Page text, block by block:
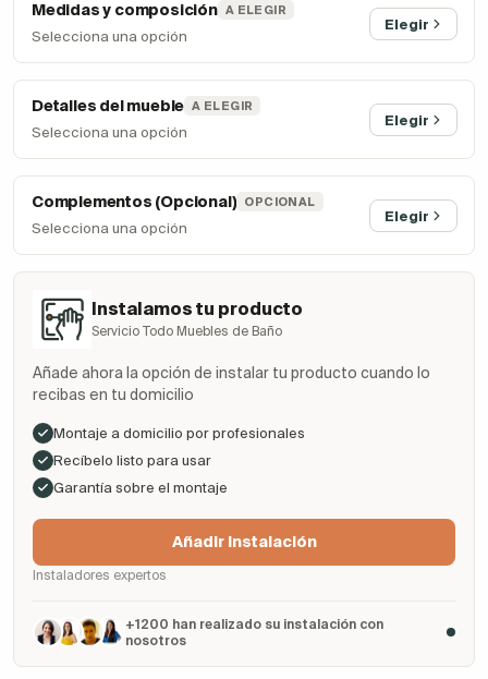
Medidas y composición A ELEGIR
Selecciona una opción
Elegir
Detalles del mueble A ELEGIR
Selecciona una opción
Elegir
Complementos (Opcional) OPCIONAL
Selecciona una opción
Elegir
Instalamos tu producto
Servicio Todo Muebles de Baño
Añade ahora la opción de instalar tu producto cuando lo
recibas en tu domicilio
Montaje a domicilio por profesionales
Recíbelo listo para usar
Garantía sobre el montaje
Añadir Instalación
Instaladores expertos
+1200 han realizado su instalación con
nosotros